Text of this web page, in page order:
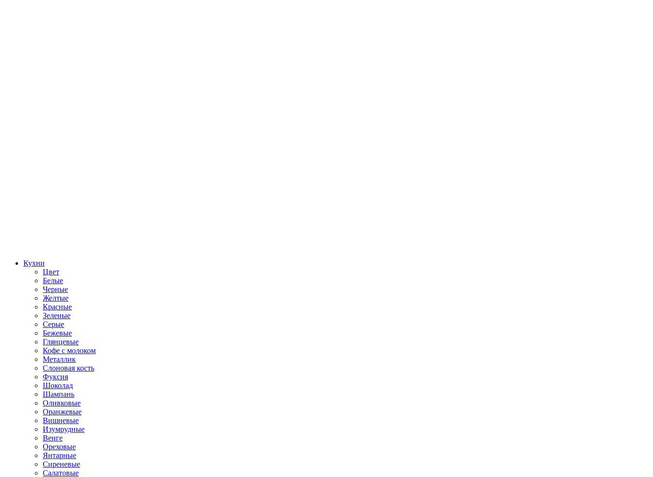
Кухни
Цвет
Белые
Черные
Желтые
Красные
Зеленые
Серые
Бежевые
Глянцевые
Кофе с молоком
Металлик
Слоновая кость
Фуксия
Шоколад
Шампань
Оливковые
Оранжевые
Вишневые
Изумрудные
Венге
Ореховые
Янтарные
Сиреневые
Салатовые